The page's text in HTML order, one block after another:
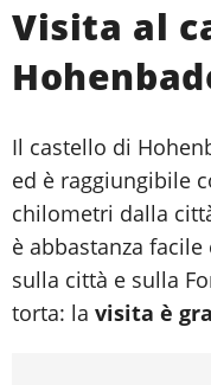
Visita al
Il castello di
ed è raggiungibile
chilometri dalla
è abbastanza
sulla città e sulla
torta: la visita è